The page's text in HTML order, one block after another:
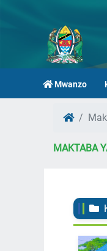
Mwanzo
MAKTABA